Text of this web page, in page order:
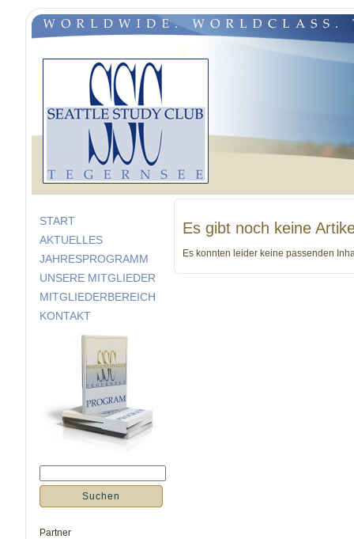
START
AKTUELLES
JAHRESPROGRAMM
UNSERE MITGLIEDER
MITGLIEDERBEREICH
KONTAKT
Partner
Es gibt noch keine
Es konnten leider keine passenden